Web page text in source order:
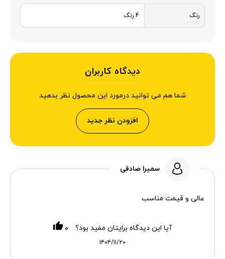
رنگ 4 رنگ
دیدگاه کاربران
شما هم می توانید درمورد این محصول نظر بدهید
افزودن نظر جدید
سمیرا صادقی
عالی و قیمت مناسب
۱۴۰۴/۱۱/۲۰
آیا این دیدگاه برایتان مفید بود؟ ۰